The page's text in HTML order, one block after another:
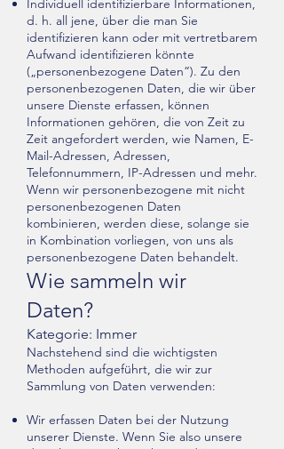
Individuell identifizierbare Informationen,
d. h. all jene, über die man Sie
identifizieren kann oder mit vertretbarem
Aufwand identifizieren könnte
(„personenbezogene Daten“). Zu den
personenbezogenen Daten, die wir über
unsere Dienste erfassen, können
Informationen gehören, die von Zeit zu
Zeit angefordert werden, wie Namen, E-
Mail-Adressen, Adressen,
Telefonnummern, IP-Adressen und mehr.
Wenn wir personenbezogene mit nicht
personenbezogenen Daten
kombinieren, werden diese, solange sie
in Kombination vorliegen, von uns als
personenbezogene Daten behandelt.
Wie sammeln wir
Daten?
Kategorie: Immer
Nachstehend sind die wichtigsten
Methoden aufgeführt, die wir zur
Sammlung von Daten verwenden:
Wir erfassen Daten bei der Nutzung
unserer Dienste. Wenn Sie also unsere